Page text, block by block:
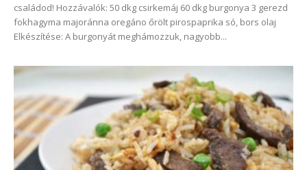
családod! Hozzávalók: 50 dkg csirkemáj 60 dkg burgonya 3 gerezd
fokhagyma majoránna oregáno őrölt pirospaprika só, bors olaj
Elkészítése: A burgonyát meghámozzuk, nagyobb...